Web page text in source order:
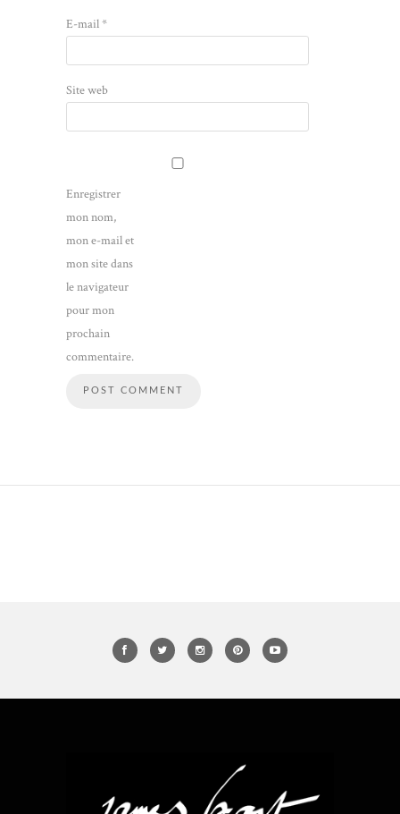
E-mail*
Site web
Enregistrer
mon nom,
mon e-mail et
mon site dans
le navigateur
pour mon
prochain
commentaire.